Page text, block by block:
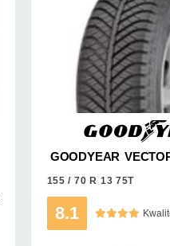
GOODYEAR
155 / 70 R 13 75T
8.1